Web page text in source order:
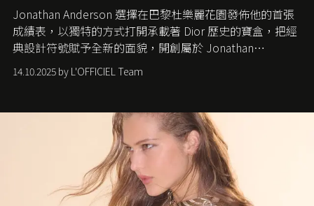
Jonathan Anderson 選擇在巴黎杜樂麗花園發佈他的首張
成績表，以獨特的方式打開承載著 Dior 歷史的寶盒，把經
典設計符號賦予全新的面貌，開創屬於 Jonathan
Anderson 的 Dior 時代。
14.10.2025 by L'OFFICIEL Team